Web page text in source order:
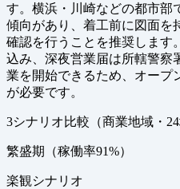
す。横浜・川崎などの都市部
傾向があり、着工前に図面を
確認を行うことを推奨します
込み、深夜営業届は所轄警察
業を開始できるため、オープ
が必要です。
3シナリオ比較（商業地域・24
繁盛期（稼働率91%）
楽観シナリオ